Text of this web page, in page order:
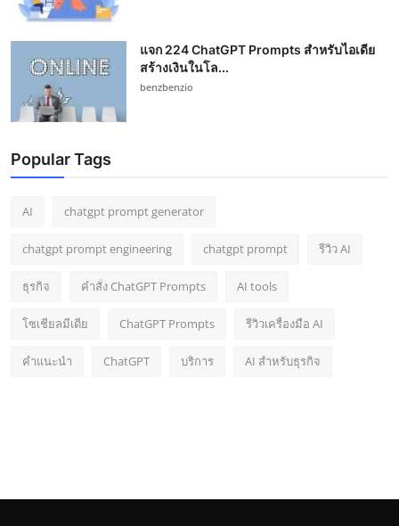
แจก 224 ChatGPT Prompts สำหรับไอเดีย
สร้างเงินในโล...
benzbenzio
Popular Tags
AI chatgpt prompt generator
chatgpt prompt engineering chatgpt prompt รีวิว AI
ธุรกิจ คำสั่ง ChatGPT Prompts AI tools
โซเชียลมีเดีย ChatGPT Prompts รีวิวเครื่องมือ AI
คำแนะนำ ChatGPT บริการ AI สำหรับธุรกิจ